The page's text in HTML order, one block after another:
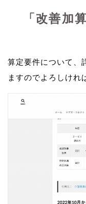
「改善加
算定要件について、
ますのでよろしけれ